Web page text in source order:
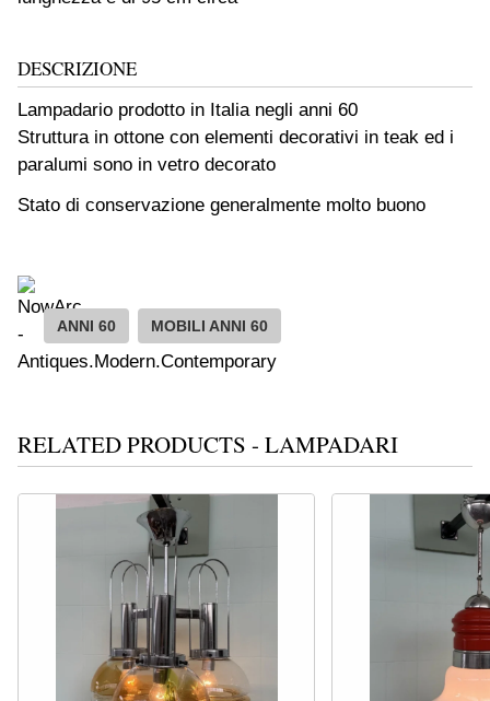
DESCRIZIONE
Lampadario prodotto in Italia negli anni 60
Struttura in ottone con elementi decorativi in teak ed i
paralumi sono in vetro decorato
Stato di conservazione generalmente molto buono
ANNI 60 MOBILI ANNI 60
RELATED PRODUCTS - LAMPADARI